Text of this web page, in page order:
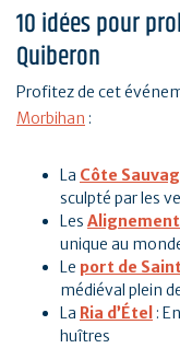
10 idées pour
Quiberon
Profitez de cet
Morbihan :
La Côte
sculpté par les
Les
unique au
Le port de
médiéval plein
La Ria d’Étel :
huîtres